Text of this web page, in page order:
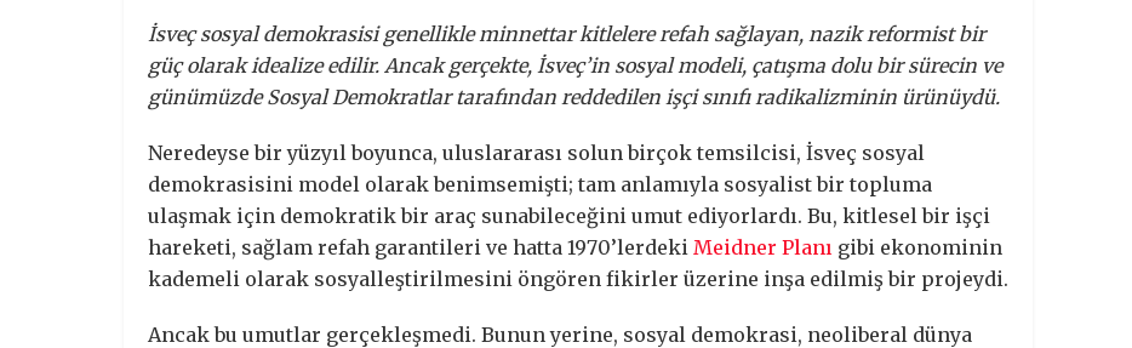
İsveç sosyal demokrasisi genellikle minnettar kitlelere refah sağlayan, nazik reformist bir
güç olarak idealize edilir. Ancak gerçekte, İsveç’in sosyal modeli, çatışma dolu bir sürecin ve
günümüzde Sosyal Demokratlar tarafından reddedilen işçi sınıfı radikalizminin ürünüydü.
Neredeyse bir yüzyıl boyunca, uluslararası solun birçok temsilcisi, İsveç sosyal
demokrasisini model olarak benimsemişti; tam anlamıyla sosyalist bir topluma
ulaşmak için demokratik bir araç sunabileceğini umut ediyorlardı. Bu, kitlesel bir işçi
hareketi, sağlam refah garantileri ve hatta 1970’lerdeki Meidner Planı gibi ekonominin
kademeli olarak sosyalleştirilmesini öngören fikirler üzerine inşa edilmiş bir projeydi.
Ancak bu umutlar gerçekleşmedi. Bunun yerine, sosyal demokrasi, neoliberal dünya